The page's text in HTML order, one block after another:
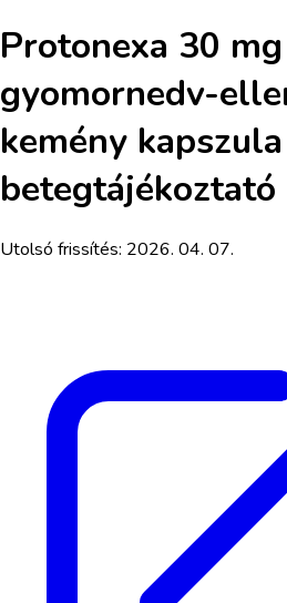
Protonexa 30 mg
gyomornedv-
kemény kapszula
betegtájékoztató
Utolsó frissítés: 2026. 04. 07.